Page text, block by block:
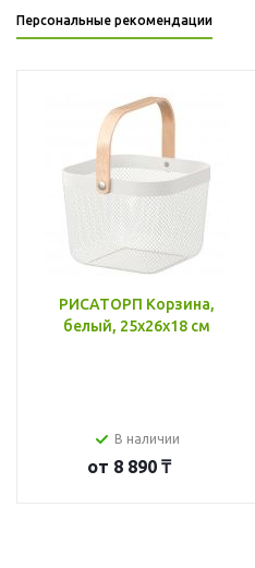
Персональные рекомендации
РИСАТОРП Корзина,
белый, 25x26x18 см
В наличии
от 8 890 ₸